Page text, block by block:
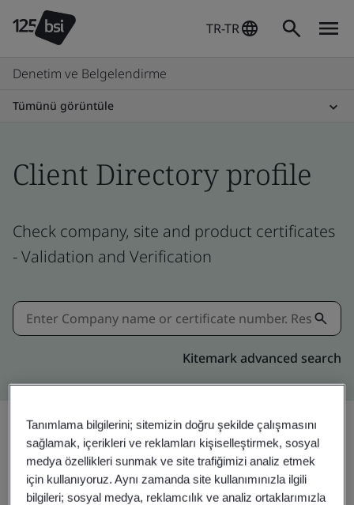
TR-TR
Denetim ve Belgelendirme
Tümünü görüntüle
Client Directory profile
Check company, site and product certificates
- Validation and Verification
Kitemark advanced search
Paylaşın: Yükseltin
Tanımlama bilgilerini; sitemizin doğru şekilde çalışmasını
sağlamak, içerikleri ve reklamları kişiselleştirmek, sosyal
medya özellikleri sunmak ve site trafiğimizi analiz etmek
için kullanıyoruz. Aynı zamanda site kullanımınızla ilgili
bilgileri; sosyal medya, reklamcılık ve analiz ortaklarımızla